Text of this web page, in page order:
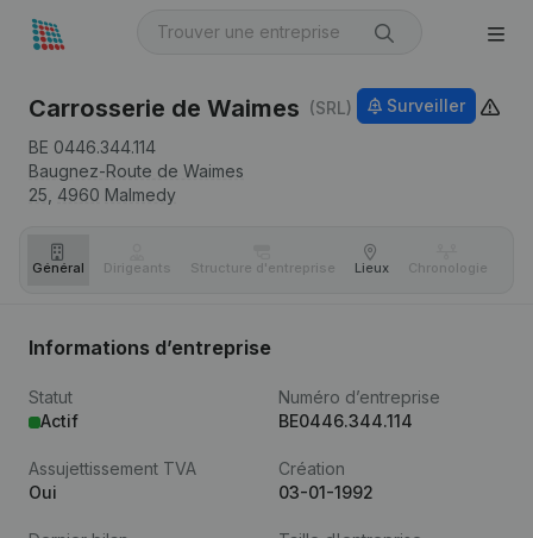
Carrosserie de Waimes (SRL)
BE 0446.344.114
Baugnez-Route de Waimes
25, 4960 Malmedy
Surveiller
Général Dirigeants Structure d'entreprise Lieux Chronologie
Informations d’entreprise
Statut
Actif
Numéro d’entreprise
BE0446.344.114
Assujettissement TVA
Oui
Création
03-01-1992